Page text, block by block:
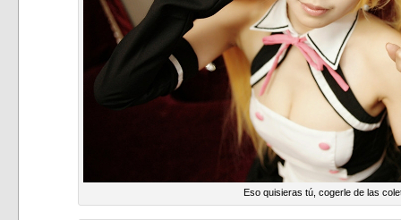
Eso quisieras tú, cogerle de las